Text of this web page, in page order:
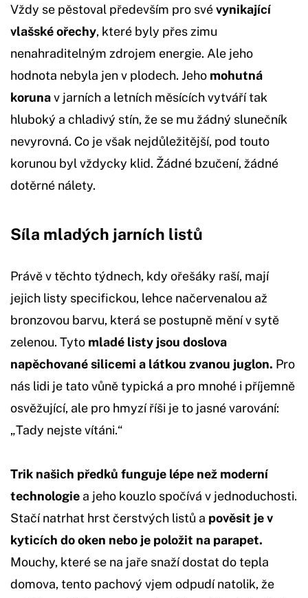
Vždy se pěstoval především pro svévynikající
vlašské ořechy, které byly přes zimu
nenahraditelným zdrojem energie. Ale jeho
hodnota nebyla jen v plodech. Jeho mohutná
korunav jarních a letních měsících vytváří tak
hluboký a chladivý stín, že se mu žádný slunečník
nevyrovná. Co je však nejdůležitější, pod touto
korunou byl vždycky klid. Žádné bzučení, žádné
dotěrné nálety.
Síla mladých jarních listů
Právě v těchto týdnech, kdy ořešáky raší, mají
jejich listy specifickou, lehce načervenalou až
bronzovou barvu, která se postupně mění v sytě
zelenou. Tyto mladé listy jsou doslova
napěchované silicemi a látkou zvanou juglon. Pro
nás lidi je tato vůně typická a pro mnohé i příjemně
osvěžující, ale pro hmyzí říši je to jasné varování:
„Tady nejste vítáni.“
Trik našich předků funguje lépe než moderní
technologie a jeho kouzlo spočívá v jednoduchosti.
Stačí natrhat hrst čerstvých listů a pověsit je v
kyticích do oken nebo je položit na parapet.
Mouchy, které se na jaře snaží dostat do tepla
domova, tento pachový vjem odpudí natolik, že